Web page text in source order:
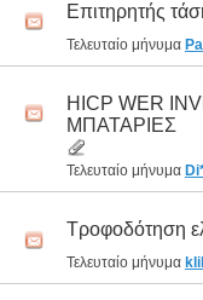
Επιτηρητής
Τελευταίο μήνυμα
HICP WER
ΜΠΑΤΑΡΙΕΣ
Τελευταίο μήνυμα
Τροφοδότηση
Τελευταίο μήνυμα